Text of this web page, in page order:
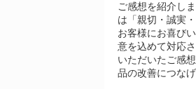
ご感想を紹介し
は「親切・誠実
お客様にお喜び
意を込めて対応
いただいたご感
品の改善につなげ